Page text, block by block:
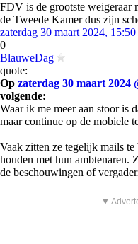
FDV is de grootste weigeraar
de Tweede Kamer dus zijn
zaterdag 30 maart 2024,
0
BlauweDag
quote:
Op zaterdag 30 maart 2024
volgende:
Waar ik me meer aan stoor is
maar continue op de mobiele
Vaak zitten ze tegelijk mails
houden met hun ambtenaren.
de beschouwingen of
▼